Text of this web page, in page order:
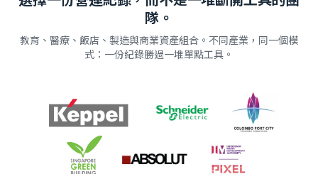
隊。
教育、醫療、飯店、製造與商業資產組合。不同產業，同一個模
式：一份紀錄勝過一堆單點工具。